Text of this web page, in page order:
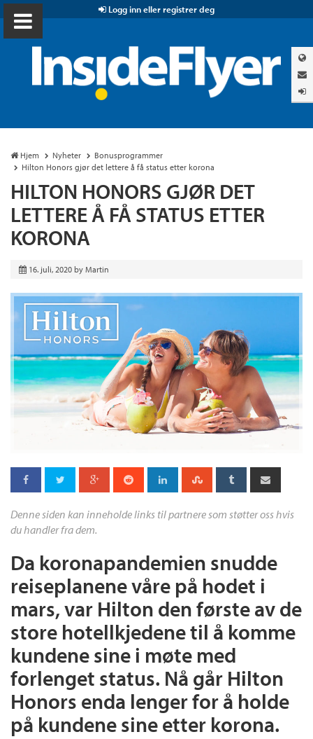
Logg inn eller registrer deg
Hjem Nyheter
Bonusprogrammer
Hilton Honors gjør det lettere å få status etter korona
HILTON HONORS GJØR DET
LETTERE Å FÅ STATUS ETTER
KORONA
16. juli, 2020 by Martin
Denne siden kan inneholde links til partnere som støtter oss hvis
du handler fra dem.
Da koronapandemien snudde
reiseplanene våre på hodet i
mars, var Hilton den første av de
store hotellkjedene til å komme
kundene sine i møte med
forlenget status. Nå går Hilton
Honors enda lenger for å holde
på kundene sine etter korona.